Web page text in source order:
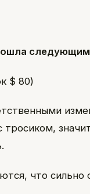
$ 80)
что сильно